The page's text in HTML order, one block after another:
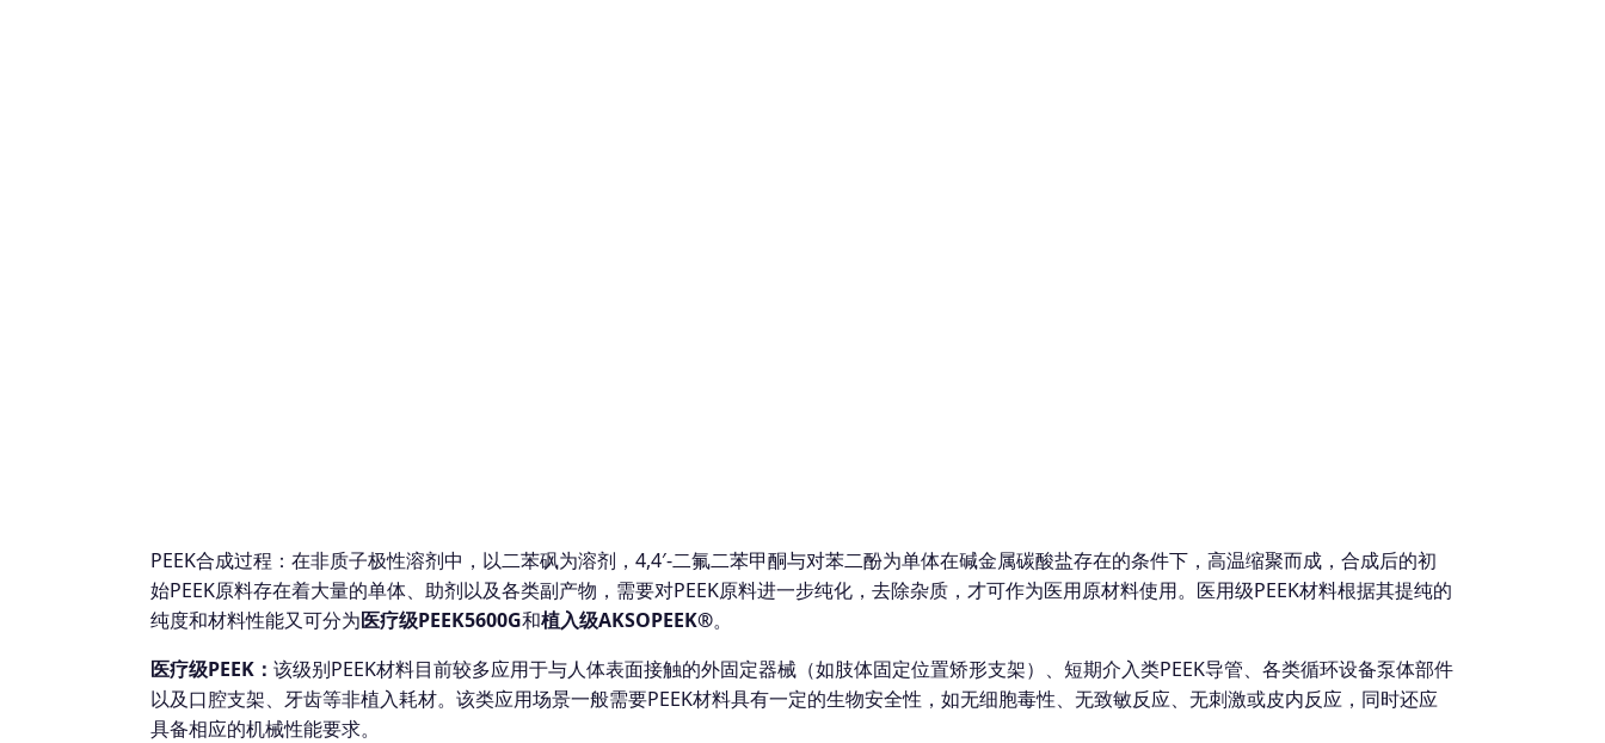
PEEK合成过程：在非质子极性溶剂中，以二苯砜为溶剂，4,4′-二氟二苯甲酮与对苯二酚为单体在碱金属碳酸盐存在的条件下，高温缩聚而成，合成后的初
始PEEK原料存在着大量的单体、助剂以及各类副产物，需要对PEEK原料进一步纯化，去除杂质，才可作为医用原材料使用。医用级PEEK材料根据其提纯的
纯度和材料性能又可分为医疗级PEEK5600G和植入级AKSOPEEK®。
医疗级PEEK： 该级别PEEK材料目前较多应用于与人体表面接触的外固定器械（如肢体固定位置矫形支架）、短期介入类PEEK导管、各类循环设备泵体部件
以及口腔支架、牙齿等非植入耗材。该类应用场景一般需要PEEK材料具有一定的生物安全性，如无细胞毒性、无致敏反应、无刺激或皮内反应，同时还应
具备相应的机械性能要求。